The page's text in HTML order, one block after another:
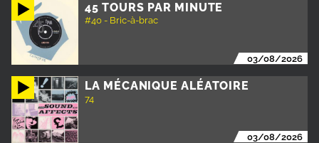
45 TOURS PAR MINUTE
#40 - Bric-à-brac
03/08/2026
LA MÉCANIQUE ALÉATOIRE
74
03/08/2026